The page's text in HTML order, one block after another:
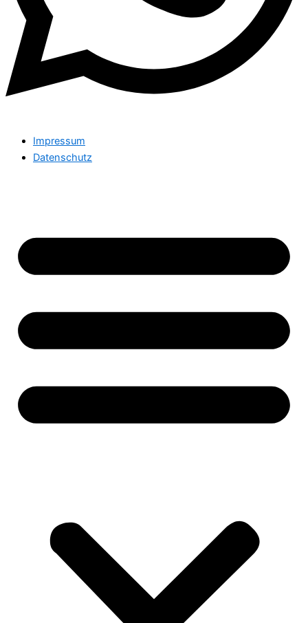
Impressum
Datenschutz